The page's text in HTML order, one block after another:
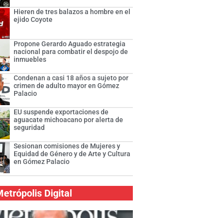
Hieren de tres balazos a hombre en el
ejido Coyote
Propone Gerardo Aguado estrategia
nacional para combatir el despojo de
inmuebles
Condenan a casi 18 años a sujeto por
crimen de adulto mayor en Gómez
Palacio
EU suspende exportaciones de
aguacate michoacano por alerta de
seguridad
Sesionan comisiones de Mujeres y
Equidad de Género y de Arte y Cultura
en Gómez Palacio
Digital